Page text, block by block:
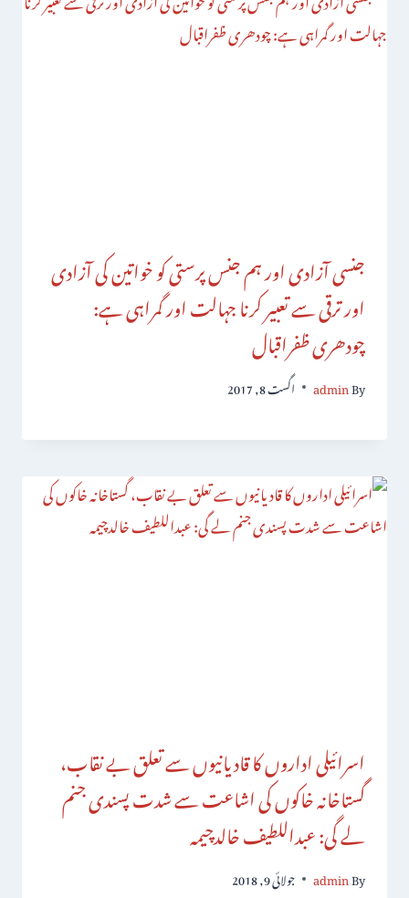
جنسی آزادی اور ہم جنس پرستی کو خواتین کی آزادی
اور ترقی سے تعبیر کرنا جہالت اور گمراہی ہے:
چودھری ظفراقبال
By
admin اگست 8, 2017
اسرائیلی اداروں کا قادیانیوں سے تعلق بے نقاب،
گستاخانہ خاکوں کی اشاعت سے شدت پسندی جنم
لے گی: عبداللطیف خالدچیمہ
By
admin جولائی 9, 2018